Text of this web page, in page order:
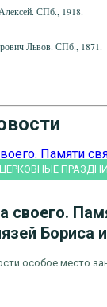
СПб., 1918.
Львов. СПб., 1871.
ЦЕРКОВНЫЕ
своего.
Бориса
особое место